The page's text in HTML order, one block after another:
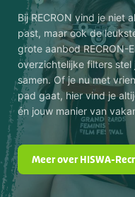
Bij RECRON vind je niet
past, maar ook de
grote aanbod RECRON-
overzichtelijke filters stel
samen. Of je nu met
pad gaat, hier vind je
én jouw manier van
Meer over HISWA-